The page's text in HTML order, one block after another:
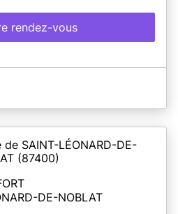
rendez-vous
de SAINT-LÉONARD-DE-
(87400)
DE-NOBLAT